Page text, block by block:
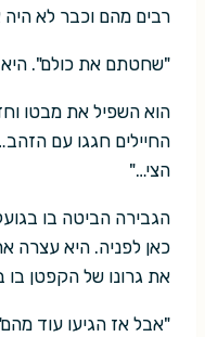
רבים מהם וכבר לא
"שחטתם את כולם".
הוא השפיל את מבטו
החיילים חגגו עם
הצי…"
הגבירה הביטה בו
כאן לפניה. היא עצרה
את גרונו של הקפטן בו
"אבל אז הגיעו עוד